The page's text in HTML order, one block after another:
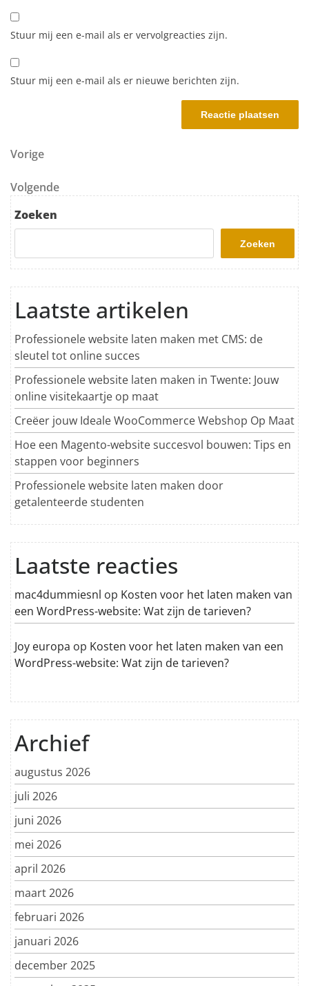
Stuur mij een e-mail als er vervolgreacties zijn.
Stuur mij een e-mail als er nieuwe berichten zijn.
Berichtnavigatie
Vorig bericht
Vorige
Volgend bericht
Volgende
Zoeken
Zoeken
Laatste artikelen
Professionele website laten maken met CMS: de
sleutel tot online succes
Professionele website laten maken in Twente: Jouw
online visitekaartje op maat
Creëer jouw Ideale WooCommerce Webshop Op Maat
Hoe een Magento-website succesvol bouwen: Tips en
stappen voor beginners
Professionele website laten maken door
getalenteerde studenten
Laatste reacties
mac4dummiesnl op Kosten voor het laten maken van
een WordPress-website: Wat zijn de tarieven?
Joy europa op Kosten voor het laten maken van een
WordPress-website: Wat zijn de tarieven?
Archief
augustus 2026
juli 2026
juni 2026
mei 2026
april 2026
maart 2026
februari 2026
januari 2026
december 2025